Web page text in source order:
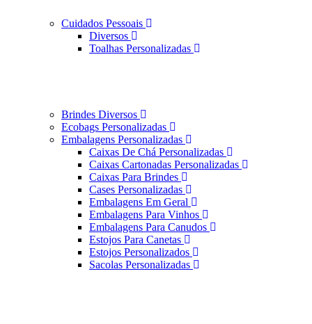
Cuidados Pessoais
Diversos
Toalhas Personalizadas
Brindes Diversos
Ecobags Personalizadas
Embalagens Personalizadas
Caixas De Chá Personalizadas
Caixas Cartonadas Personalizadas
Caixas Para Brindes
Cases Personalizadas
Embalagens Em Geral
Embalagens Para Vinhos
Embalagens Para Canudos
Estojos Para Canetas
Estojos Personalizados
Sacolas Personalizadas